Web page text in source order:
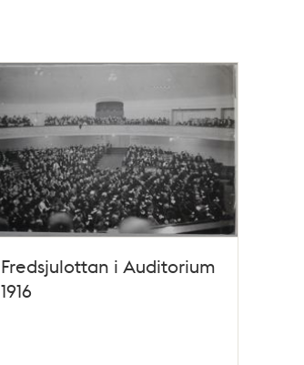
Fredsjulottan i Auditorium
1916